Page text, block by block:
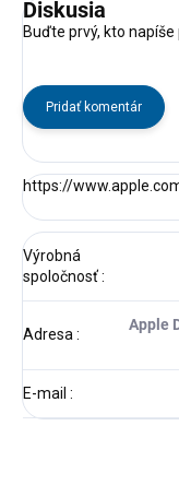
Diskusia
Buďte prvý, kto
Pridať komentár
https://
Výrobná
spoločnosť:
Adresa:
Apple
E-mail :